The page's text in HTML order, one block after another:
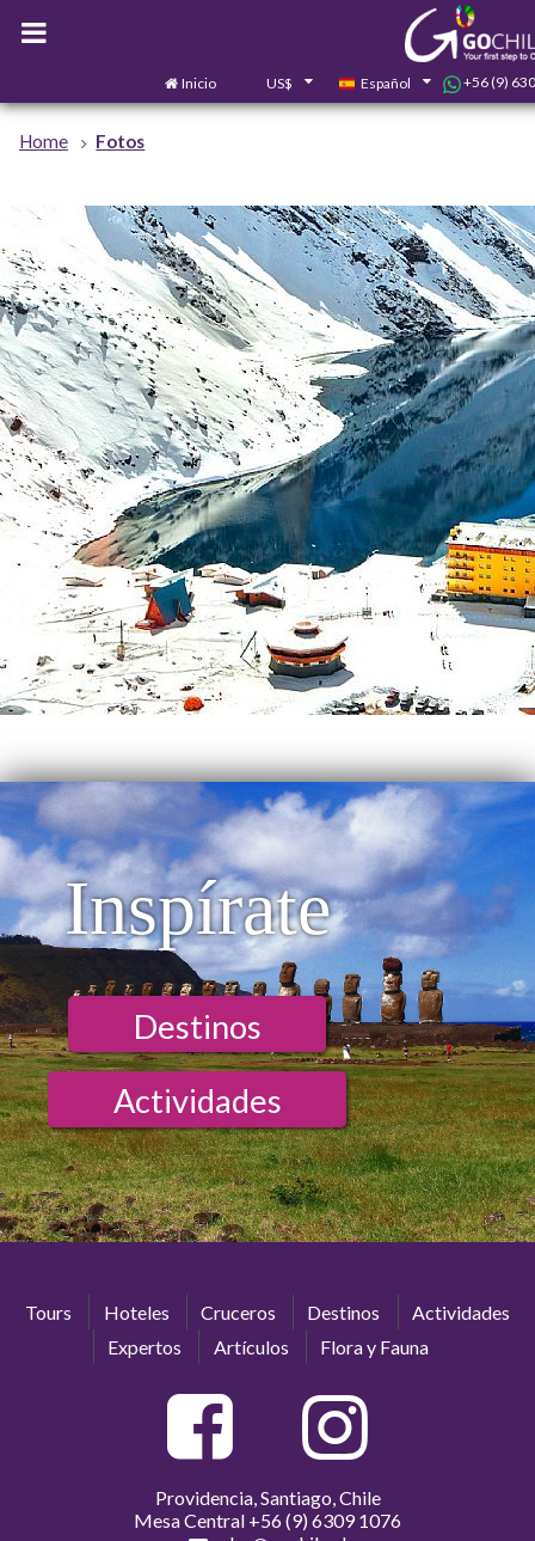
Inicio US$ Español +56 (9)
Home Fotos
Inspírate
Destinos
Actividades
Tours Hoteles Cruceros Destinos
Actividades
Expertos
Artículos Flora y Fauna
Providencia, Santiago, Chile
Mesa Central +56 (9) 6309 1076